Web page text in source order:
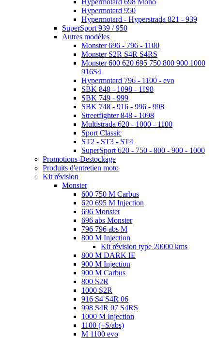
Hypermotard 698 Mono
Hypermotard 950
Hypermotard - Hyperstrada 821 - 939
SuperSport 939 / 950
Autres modèles
Monster 696 - 796 - 1100
Monster S2R S4R S4RS
Monster 600 620 695 750 800 900 1000
916S4
Hypermotard 796 - 1100 - evo
SBK 848 - 1098 - 1198
SBK 749 - 999
SBK 748 - 916 - 996 - 998
Streetfighter 848 - 1098
Multistrada 620 - 1000 - 1100
Sport Classic
ST2 - ST3 - ST4
SuperSport 620 - 750 - 800 - 900 - 1000
Promotions-Destockage
Produits d'entretien moto
Kit révision
Monster
600 750 M Carbus
620 695 M Injection
696 Monster
696 abs Monster
796 796 abs M
800 M Injection
Kit révision type 20000 kms
800 M DARK IE
900 M Injection
900 M Carbus
800 S2R
1000 S2R
916 S4 S4R 06
998 S4R 07 S4RS
1000 M Injection
1100 (+S/abs)
M 1100 evo